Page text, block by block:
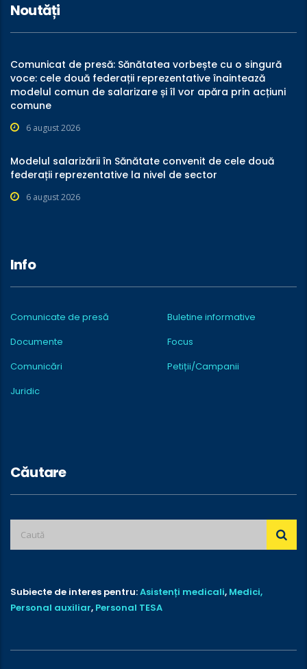
Noutăți
Comunicat de presă: Sănătatea vorbește cu o singură
voce: cele două federații reprezentative înaintează
modelul comun de salarizare și îl vor apăra prin acțiuni
comune
6 august 2026
Modelul salarizării în Sănătate convenit de cele două
federații reprezentative la nivel de sector
6 august 2026
Info
Comunicate de presă
Buletine informative
Documente
Focus
Comunicări
Petiții/Campanii
Juridic
Căutare
Subiecte de interes pentru:Asistenți medicali, Medici,
Personal auxiliar, Personal TESA